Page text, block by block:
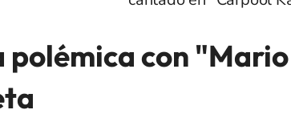
polémica con